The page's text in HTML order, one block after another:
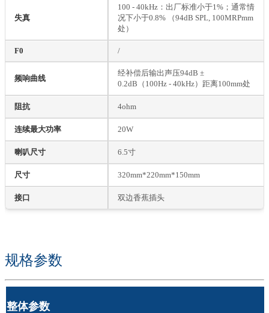
失真
100 - 40kHz：出厂标准小于1%；通常情
况下小于0.8% （94dB SPL, 100MRPmm
处）
F0 /
频响曲线
经补偿后输出声压94dB ±
0.2dB（100Hz - 40kHz）距离100mm处
阻抗 4ohm
连续最大功率 20W
喇叭尺寸 6.5寸
尺寸 320mm*220mm*150mm
接口 双边香蕉插头
规格参数
整体参数